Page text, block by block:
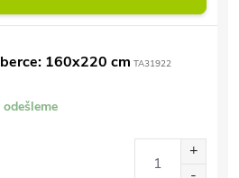
160x220 cm TA31922